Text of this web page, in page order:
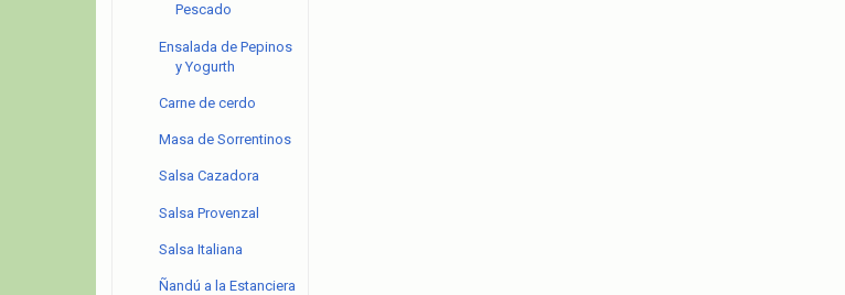
Pescado
Ensalada de Pepinos
y Yogurth
Carne de cerdo
Masa de Sorrentinos
Salsa Cazadora
Salsa Provenzal
Salsa Italiana
Ñandú a la Estanciera